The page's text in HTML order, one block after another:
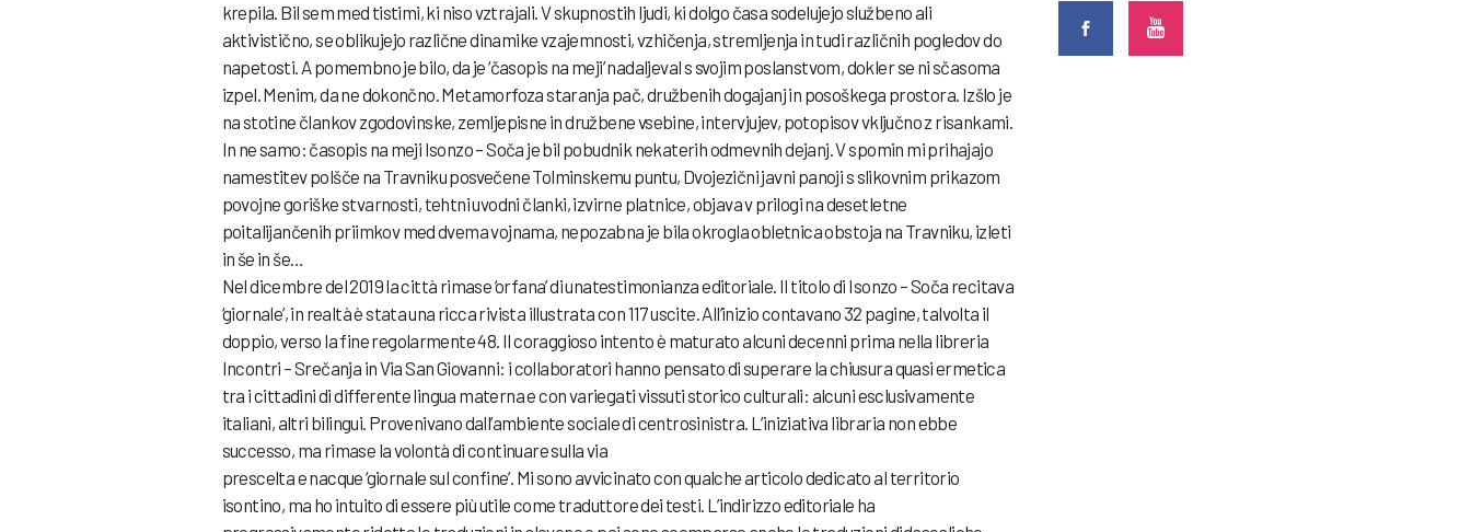
krepila. Bil sem med tistimi, ki niso vztrajali. V skupnostih ljudi, ki dolgo časa sodelujejo službeno ali
aktivistično, se oblikujejo različne dinamike vzajemnosti, vzhičenja, stremljenja in tudi različnih pogledov do
napetosti. A pomembno je bilo, da je ‘časopis na meji’ nadaljeval s svojim poslanstvom, dokler se ni sčasoma
izpel. Menim, da ne dokončno. Metamorfoza staranja pač, družbenih dogajanj in posoškega prostora. Izšlo je
na stotine člankov zgodovinske, zemljepisne in družbene vsebine, intervjujev, potopisov vključno z risankami.
In ne samo: časopis na meji Isonzo – Soča je bil pobudnik nekaterih odmevnih dejanj. V spomin mi prihajajo
namestitev polšče na Travniku posvečene Tolminskemu puntu, Dvojezični javni panoji s slikovnim prikazom
povojne goriške stvarnosti, tehtni uvodni članki, izvirne platnice, objava v prilogi na desetletne
poitalijančenih priimkov med dvema vojnama, nepozabna je bila okrogla obletnica obstoja na Travniku, izleti
in še in še…
Nel dicembre del 2019 la città rimase ‘orfana’ di unatestimonianza editoriale. Il titolo di Isonzo – Soča recitava
‘giornale’, in realtà è stata una ricca rivista illustrata con 117 uscite. All’inizio contavano 32 pagine, talvolta il
doppio, verso la fine regolarmente 48. Il coraggioso intento è maturato alcuni decenni prima nella libreria
Incontri – Srečanja in Via San Giovanni: i collaboratori hanno pensato di superare la chiusura quasi ermetica
tra i cittadini di differente lingua materna e con variegati vissuti storico culturali: alcuni esclusivamente
italiani, altri bilingui. Provenivano dall’ambiente sociale di centrosinistra. L’iniziativa libraria non ebbe
successo, ma rimase la volontà di continuare sulla via
prescelta e nacque ‘giornale sul confine’. Mi sono avvicinato con qualche articolo dedicato al territorio
isontino, ma ho intuito di essere più utile come traduttore dei testi. L’indirizzo editoriale ha